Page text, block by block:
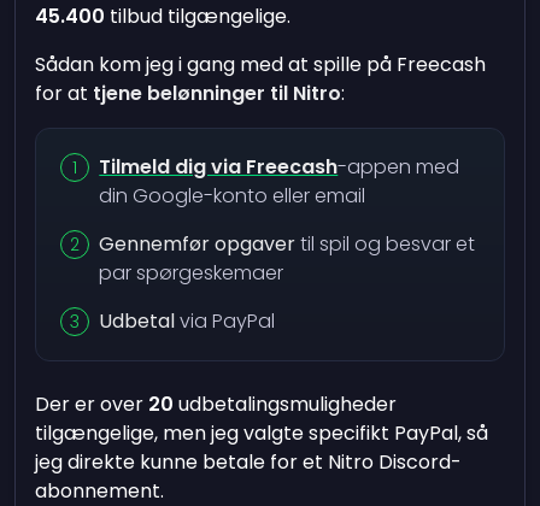
45.400 tilbud tilgængelige.
Sådan kom jeg i gang med at spille på Freecash
for at tjene belønninger til Nitro:
Tilmeld dig via Freecash-appen med
din Google-konto eller email
Gennemfør opgavertil spil og besvar et
par spørgeskemaer
Udbetalvia PayPal
Der er over 20 udbetalingsmuligheder
tilgængelige, men jeg valgte specifikt PayPal, så
jeg direkte kunne betale for et Nitro Discord-
abonnement.